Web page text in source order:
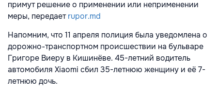
примут решение о применении или неприменении
меры, передаетrupor.md
Напомним, что 11 апреля полиция была уведомлена о
дорожно-транспортном происшествии на бульваре
Григоре Виеру в Кишинёве. 45-летний водитель
автомобиля Xiaomi сбил 35-летнюю женщину и её 7-
летнюю дочь.